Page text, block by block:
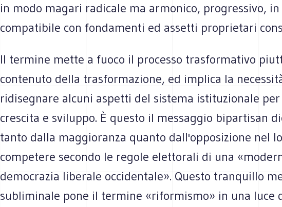
in modo magari radicale ma armonico, progressivo, in
compatibile con fondamenti ed assetti proprietari
Il termine mette a fuoco il processo trasformativo
contenuto della trasformazione, ed implica la
ridisegnare alcuni aspetti del sistema istituzionale
crescita e sviluppo. È questo il messaggio bipartisan
tanto dalla maggioranza quanto dall'opposizione nel
competere secondo le regole elettorali di una
democrazia liberale occidentale». Questo tranquillo
subliminale pone il termine «riformismo» in una luce